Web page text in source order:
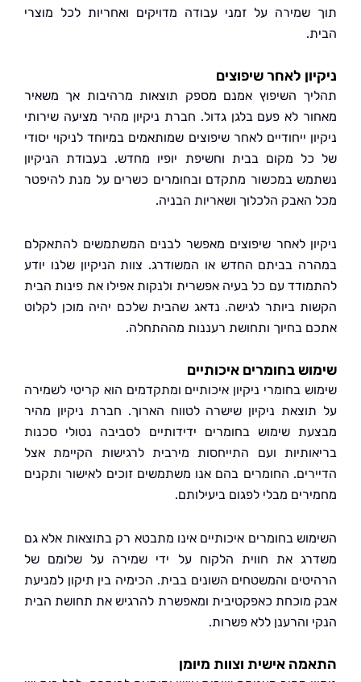
על זמני עבודה מדויקים ואחריות לכל מוצרי
לאחר שיפוצים
השיפוץ אמנם מספק תוצאות מרהיבות אך משאיר
לא פעם בלגן גדול. חברת ניקיון מהיר מציעה שירותי
ייחודיים לאחר שיפוצים שמותאמים במיוחד לניקוי יסודי
מקום בבית וחשיפת יופיו מחדש. בעבודת הניקיון
במכשור מתקדם ובחומרים כשרים על מנת להיפטר
הלכלוך ושאריות הבניה.
לאחר שיפוצים מאפשר לבנים המשתמשים להתאקלם
בביתם החדש או המשודרג. צוות הניקיון שלנו יודע
עם כל בעיה אפשרית ולנקות אפילו את פינות הבית
ביותר לגישה. נדאג שהבית שלכם יהיה מוכן לקלוט
בחיוך ותחושת רעננות מההתחלה.
בחומרים איכותיים
בחומרי ניקיון איכותיים ומתקדמים הוא קריטי לשמירה
ניקיון שישרה לטווח הארוך. חברת ניקיון מהיר
שימוש בחומרים ידידותיים לסביבה נטולי סכנות
ועם התייחסות מירבית לרגישות הקיימת אצל
החומרים בהם אנו משתמשים זוכים לאישור ותקנים
מבלי לפגום ביעילותם.
בחומרים איכותיים אינו מתבטא רק בתוצאות אלא גם
את חווית הלקוח על ידי שמירה על שלומם של
והמשטחים השונים בבית. הכימיה בין תיקון למניעת
כאפקטיבית ומאפשרת להרגיש את תחושת הבית
והרענן ללא פשרות.
אישית וצוות מיומן